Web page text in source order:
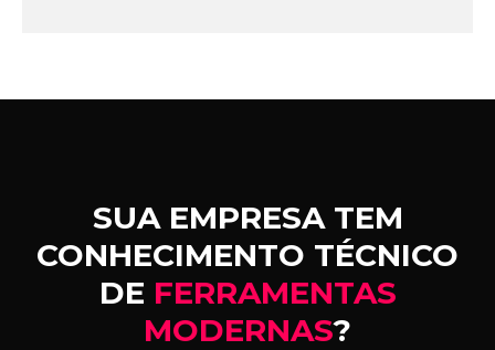
SUA EMPRESA TEM
CONHECIMENTO TÉCNICO
DE FERRAMENTAS
MODERNAS?